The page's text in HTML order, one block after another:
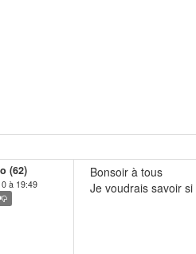
(62)
à 19:49
Bonsoir à tous
Je voudrais savoir